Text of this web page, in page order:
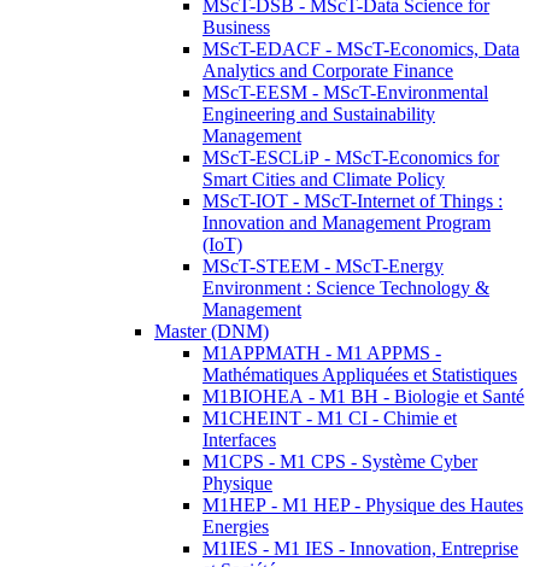
MScT-DSB - MScT-Data Science for
Business
MScT-EDACF - MScT-Economics, Data
Analytics and Corporate Finance
MScT-EESM - MScT-Environmental
Engineering and Sustainability
Management
MScT-ESCLiP - MScT-Economics for
Smart Cities and Climate Policy
MScT-IOT - MScT-Internet of Things :
Innovation and Management Program
(IoT)
MScT-STEEM - MScT-Energy
Environment : Science Technology &
Management
Master (DNM)
M1APPMATH - M1 APPMS -
Mathématiques Appliquées et Statistiques
M1BIOHEA - M1 BH - Biologie et Santé
M1CHEINT - M1 CI - Chimie et
Interfaces
M1CPS - M1 CPS - Système Cyber
Physique
M1HEP - M1 HEP - Physique des Hautes
Energies
M1IES - M1 IES - Innovation, Entreprise